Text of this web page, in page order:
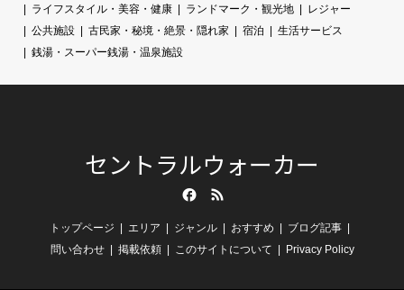
ライフスタイル・美容・健康
ランドマーク・観光地
レジャー
公共施設
古民家・秘境・絶景・隠れ家 宿泊
生活サービス
銭湯・スーパー銭湯・温泉施設
セントラルウォーカー
トップページ エリア ジャンル おすすめ
ブログ記事
問い合わせ
掲載依頼 このサイトについて Privacy Policy